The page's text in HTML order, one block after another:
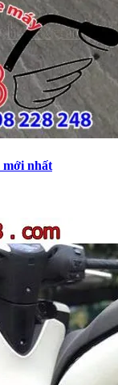
mới nhất